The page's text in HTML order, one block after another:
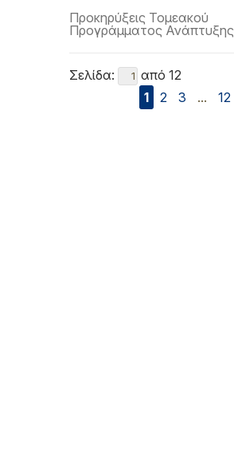
Προκηρύξεις Τομεακού
Προγράμματος Ανάπτυξης
Σελίδα:
από 12
1
2 3 ... 12